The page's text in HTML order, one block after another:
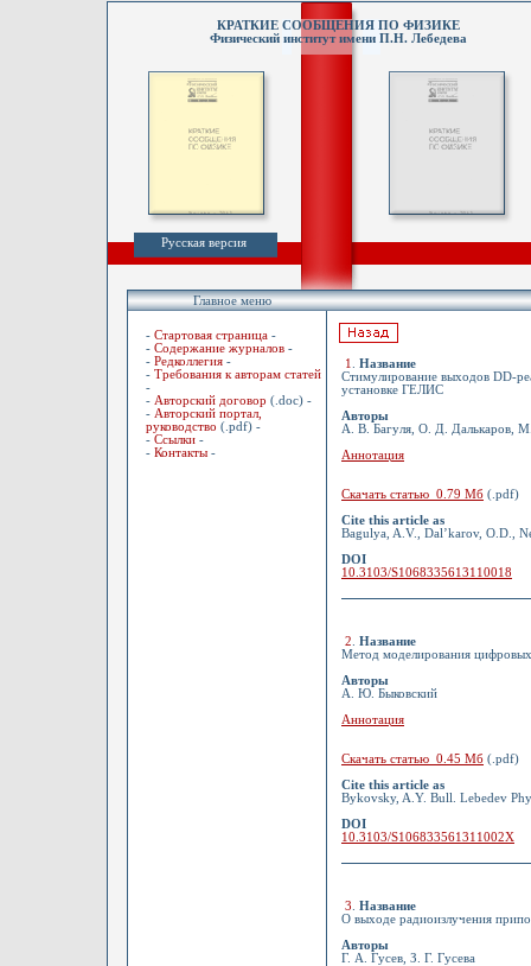
КРАТКИЕ СООБЩЕНИЯ ПО ФИЗИКЕ
Физический институт имени П.Н. Лебедева
Русская версия
Главное меню
- Стартовая страница -
- Содержание журналов -
- Редколлегия -
- Требования к авторам статей
-
- Авторский договор (.doc) -
- Авторский портал,
руководство (.pdf) -
- Ссылки -
- Контакты -
1
Название
Стимулирование выходов DD-
установке ГЕЛИС
Авторы
А. В. Багуля, О. Д. Далькаров,
Аннотация
Скачать статью 0.79 Мб (.pdf)
Cite this article as
Bagulya, A.V., Dal’karov, O.D.,
DOI
10.3103/S1068335613110018
2
Название
Метод моделирования
Авторы
А. Ю. Быковский
Аннотация
Скачать статью 0.45 Мб (.pdf)
Cite this article as
Bykovsky, A.Y. Bull. Lebedev
DOI
10.3103/S106833561311002X
3
Название
О выходе радиоизлучения
Авторы
Г. А. Гусев, З. Г. Гусева